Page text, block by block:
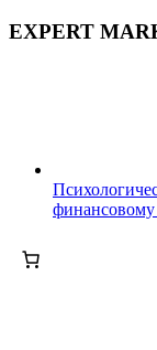
EXPERT
финансовому